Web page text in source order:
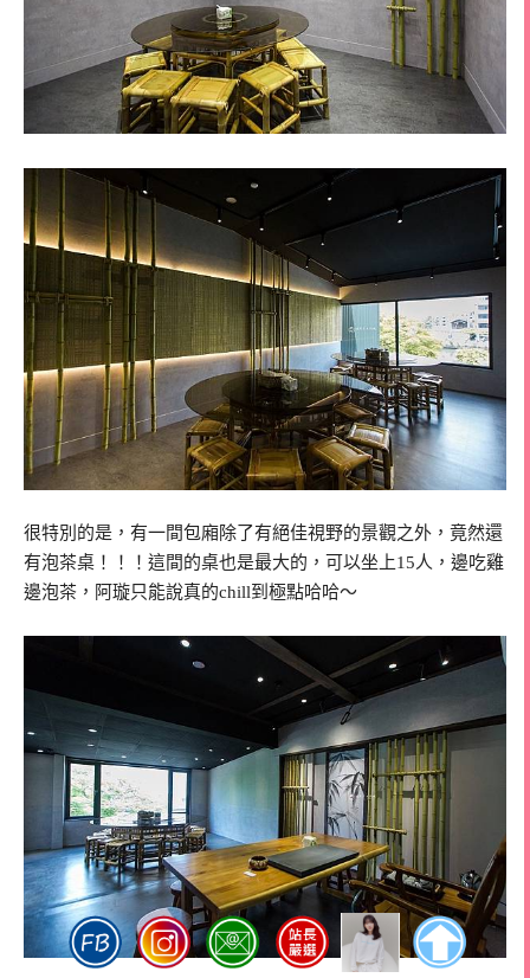
很特別的是，有一間包廂除了有絕佳視野的景觀之外，竟然還
有泡茶桌！！！這間的桌也是最大的，可以坐上15人，邊吃雞
邊泡茶，阿璇只能說真的chill到極點哈哈～